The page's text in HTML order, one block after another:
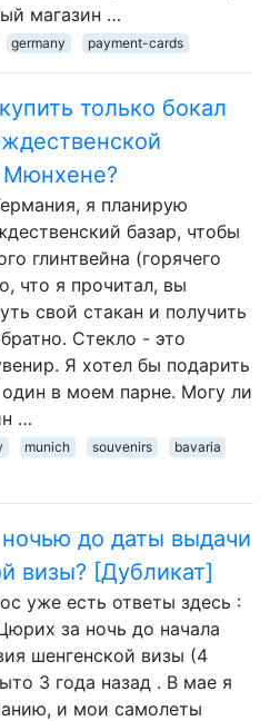
магазин …
germany payment-cards
только бокал
Мюнхене?
я планирую
базар, чтобы
глинтвейна (горячего
что я прочитал, вы
свой стакан и получить
Стекло - это
Я хотел бы подарить
в моем парне. Могу ли
…
munich souvenirs
bavaria
до даты выдачи
визы? [Дубликат]
уже есть ответы здесь :
за ночь до начала
шенгенской визы (4
3 года назад . В мае я
и мои самолеты